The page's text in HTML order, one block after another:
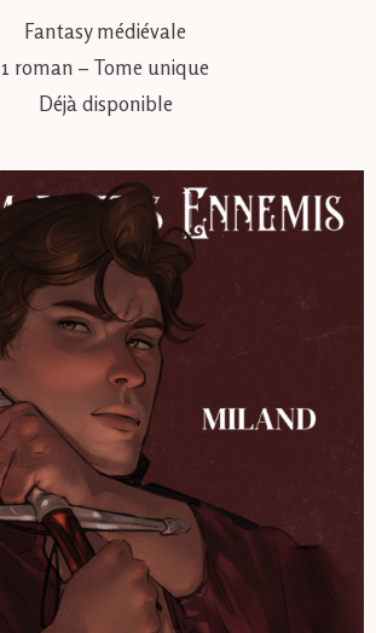
Fantasy médiévale
1 roman – Tome unique
Déjà disponible